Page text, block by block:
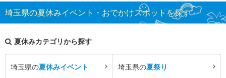
埼玉県の夏休みイベント・おでかけスポットを探す
夏休みカテゴリから探す
埼玉県の夏休みイベント 埼玉県の夏祭り